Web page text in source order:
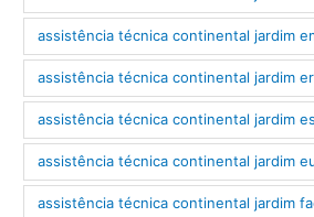
assistência técnica continental jardim
assistência técnica continental jardim
assistência técnica continental jardim
assistência técnica continental jardim
assistência técnica continental jardim